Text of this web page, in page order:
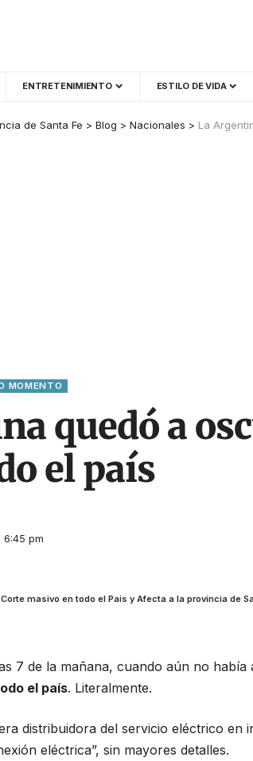
ENTRETENIMIENTO ESTILO DE VIDA
de Santa Fe > Blog > Nacionales > La
MOMENTO
quedó a
el país
6:45 pm
masivo en todo el Pais y Afecta a la provincia de
7 de la mañana, cuando aún no había
el país. Literalmente.
distribuidora del servicio eléctrico en
eléctrica”, sin mayores detalles.